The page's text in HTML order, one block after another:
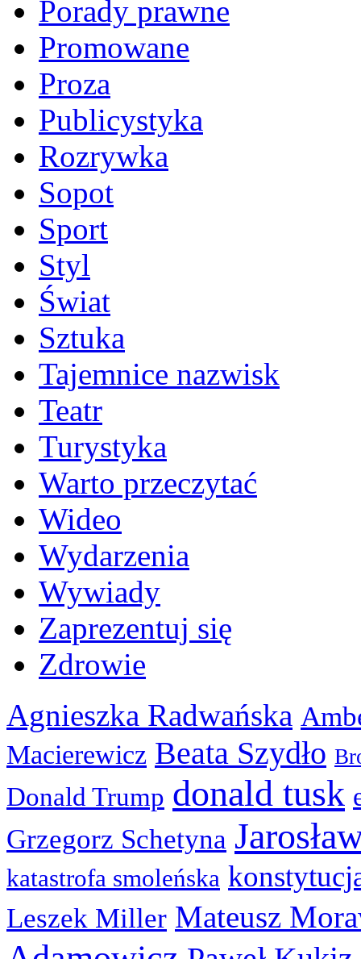
Porady prawne
Promowane
Proza
Publicystyka
Rozrywka
Sopot
Sport
Styl
Świat
Sztuka
Tajemnice nazwisk
Teatr
Turystyka
Warto przeczytać
Wideo
Wydarzenia
Wywiady
Zaprezentuj się
Zdrowie
Agnieszka Radwańska
Macierewicz Beata Szydło
Donald Trump donald tusk
Grzegorz Schetyna
katastrofa smoleńska
Leszek Miller Mateusz